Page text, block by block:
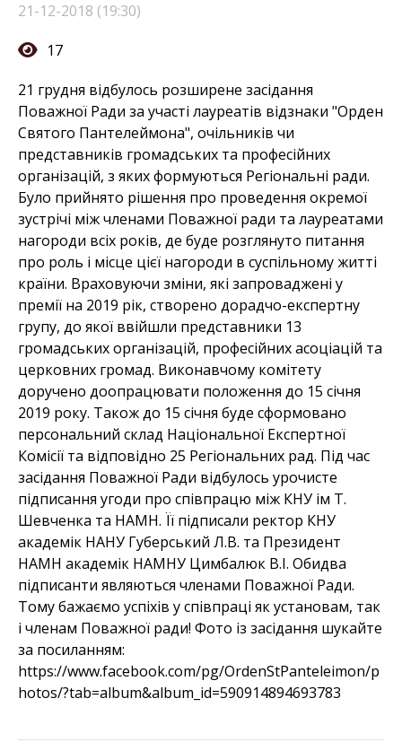
21-12-2018 (19:30)
17
21 грудня відбулось розширене засідання
Поважної Ради за участі лауреатів відзнаки "Орден
Святого Пантелеймона", очільників чи
представників громадських та професійних
організацій, з яких формуються Регіональні ради.
Було прийнято рішення про проведення окремої
зустрічі між членами Поважної ради та лауреатами
нагороди всіх років, де буде розглянуто питання
про роль і місце цієї нагороди в суспільному житті
країни. Враховуючи зміни, які запроваджені у
премії на 2019 рік, створено дорадчо-експертну
групу, до якої ввійшли представники 13
громадських організацій, професійних асоціацій та
церковних громад. Виконавчому комітету
доручено доопрацювати положення до 15 січня
2019 року. Також до 15 січня буде сформовано
персональний склад Національної Експертної
Комісії та відповідно 25 Регіональних рад. Під час
засідання Поважної Ради відбулось урочисте
підписання угоди про співпрацю між КНУ ім Т.
Шевченка та НАМН. Її підписали ректор КНУ
академік НАНУ Губерський Л.В. та Президент
НАМН академік НАМНУ Цимбалюк В.І. Обидва
підписанти являються членами Поважної Ради.
Тому бажаємо успіхів у співпраці як установам, так
і членам Поважної ради! Фото із засідання шукайте
за посиланням:
https://www.facebook.com/pg/OrdenStPanteleimon/p
hotos/?tab=album&album_id=590914894693783